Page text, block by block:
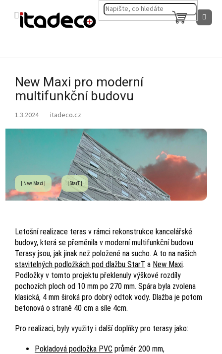
NÁKUPNÍ
KOŠÍK
New Maxi pro moderní
multifunkční budovu
1.3.2024
| New Maxi | | StarT |
Letošní realizace teras v rámci rekonstrukce kancelářské
budovy, která se přeměnila v moderní multifunkční budovu.
Terasy jsou, jak jinak než položené na sucho. A to na našich
stavitelných podložkách pod dlažbu StarT a New Maxi.
Podložky v tomto projektu překlenuly výškové rozdíly
pochozích ploch od 10 mm po 270 mm. Spára byla zvolena
klasická, 4 mm široká pro dobrý odtok vody. Dlažba je potom
betonová o straně 40 cm a síle 4cm.
Pro realizaci, byly využity i další doplňky pro terasy jako:
Pokladová podložka PVC průměr 200 mm,